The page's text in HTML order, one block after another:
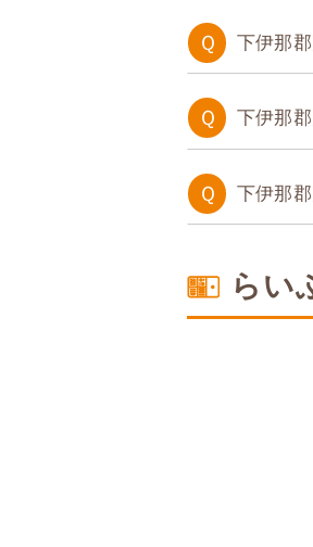
Ｑ 下伊那
Ｑ 下伊那
Ｑ 下伊那
らい